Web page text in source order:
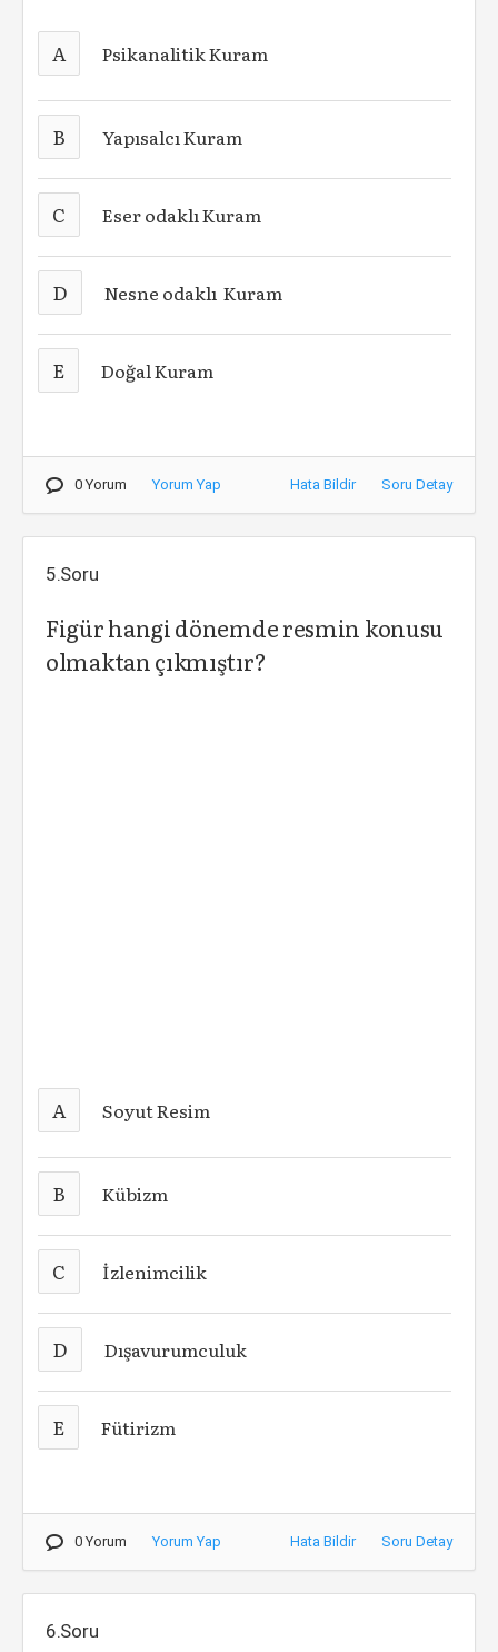
A Psikanalitik Kuram
B Yapısalcı Kuram
C Eser odaklı Kuram
D Nesne odaklı Kuram
E Doğal Kuram
0 Yorum Yorum Yap Hata Bildir Soru Detay
5.Soru
Figür hangi dönemde resmin konusu
olmaktan çıkmıştır?
A Soyut Resim
B Kübizm
C İzlenimcilik
D Dışavurumculuk
E Fütirizm
0 Yorum Yorum Yap Hata Bildir Soru Detay
6.Soru